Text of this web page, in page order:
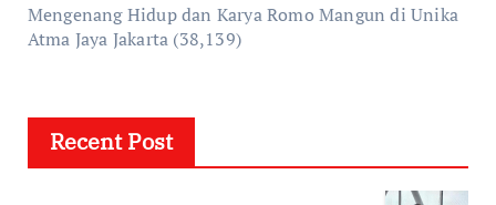
Mengenang Hidup dan Karya Romo Mangun di Unika
Atma Jaya Jakarta (38,139)
Recent Post